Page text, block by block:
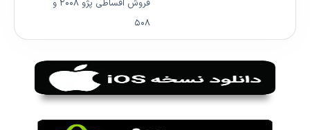
فروش اقساطی پژو ۲۰۰۸ و
۵۰۸